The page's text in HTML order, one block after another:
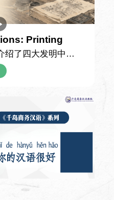
Basic Course I
向他讲解，长城的
已出现，历经漫长
一段距离就有一
台是古代传递敌
城士兵驻守屯
中，爷爷还讲了孟
，讲解了条石、城
料，以及古人纯人
，并介绍了明长城
故事，小男孩不再
更读懂了它承载
会到了“不到长城非
Printing
绍了四大发明中的
绘画面串联起这
从雏形到成熟的演
与文字背后的古人
印刷术的早期形态
作为印刷技术的
块木板为载体，
雕刻于板面之上，
这项技术诞生后，